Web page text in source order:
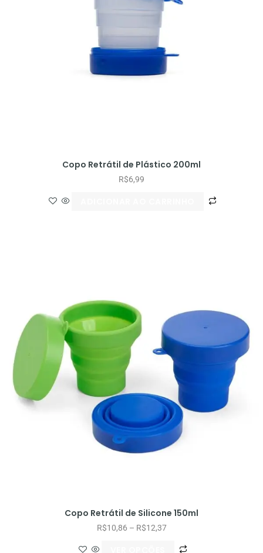
Copo Retrátil de Plástico 200ml
R$6,99
Copo Retrátil de Silicone 150ml
R$10,86 – R$12,37